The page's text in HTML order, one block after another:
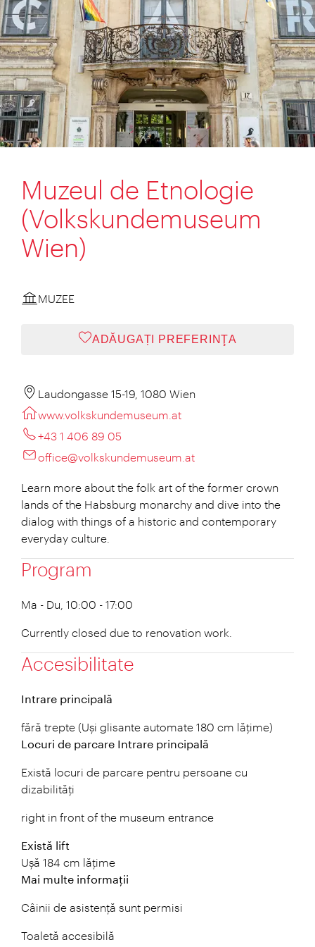
Muzeul de Etnologie
(Volkskundemuseum
Wien)
MUZEE
ADĂUGAȚI PREFERINŢA
Laudongasse 15-19, 1080 Wien
www.volkskundemuseum.at
+43 1 406 89 05
office@volkskundemuseum.at
Learn more about the folk art of the former crown
lands of the Habsburg monarchy and dive into the
dialog with things of a historic and contemporary
everyday culture.
Program
Ma - Du, 10:00 - 17:00
Currently closed due to renovation work.
Accesibilitate
Intrare principală
fără trepte (Uși glisante automate 180 cm lățime)
Locuri de parcare Intrare principală
Există locuri de parcare pentru persoane cu
dizabilități
right in front of the museum entrance
Există lift
Ușă 184 cm lățime
Mai multe informații
Câinii de asistență sunt permisi
Toaletă accesibilă